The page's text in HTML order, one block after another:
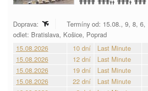
Doprava:
Termíny od: 15.08., 9, 8,
odlet: Bratislava, Košice, Poprad
15.08.2026
10 dní Last Minute
15.08.2026
12 dní Last Minute
15.08.2026
19 dní Last Minute
15.08.2026
22 dní Last Minute